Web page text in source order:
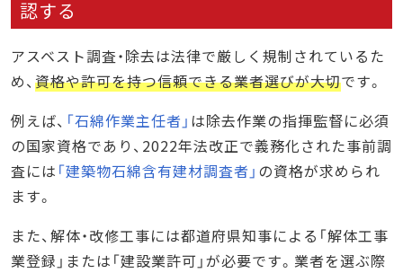
認する
アスベスト調査・除去は法律で厳しく規制されているた
め、資格や許可を持つ信頼できる業者選びが大切です。
例えば、 「石綿作業主任者」 は除去作業の指揮監督に必須
の国家資格であり、2022年法改正で義務化された事前調
査には 「建築物石綿含有建材調査者」 の資格が求められ
ます。
また、解体・改修工事には都道府県知事による「解体工事
業登録」または「建設業許可」が必要です。業者を選ぶ際